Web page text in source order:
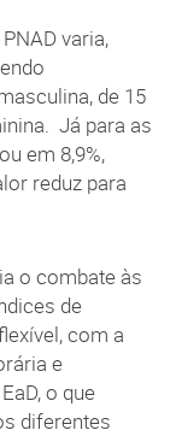
varia,
de 15
Já para as
em 8,9%,
reduz para
o combate às
de
com a
e
o que
diferentes